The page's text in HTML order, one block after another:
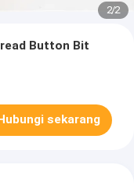
2/2
Button Bit
sekarang